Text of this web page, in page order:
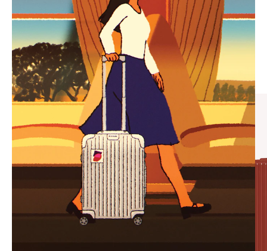
暂
停，
请
按
下
暂
静
音，
请
点
击
按
钮
取
消
静
臻礼指南
寻觅心仪的出行伴侣，与您共
享缤纷旅程